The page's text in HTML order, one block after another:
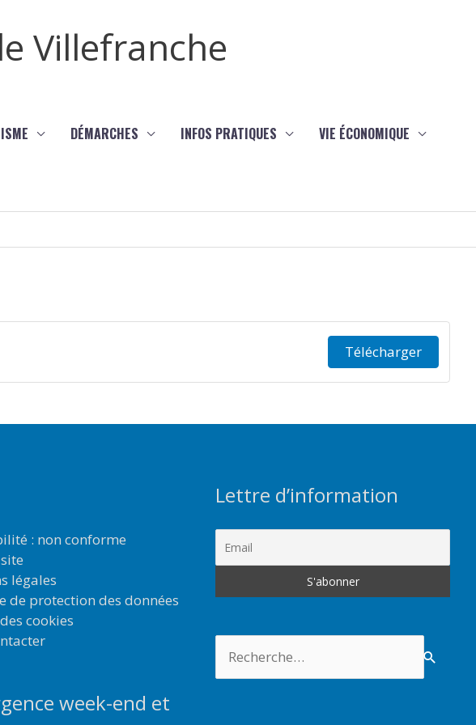
Villefranche
DÉMARCHES INFOS PRATIQUES VIE ÉCONOMIQUE
Télécharger
: non conforme
légales
de protection des données
cookies
week-end et
Lettre d’information